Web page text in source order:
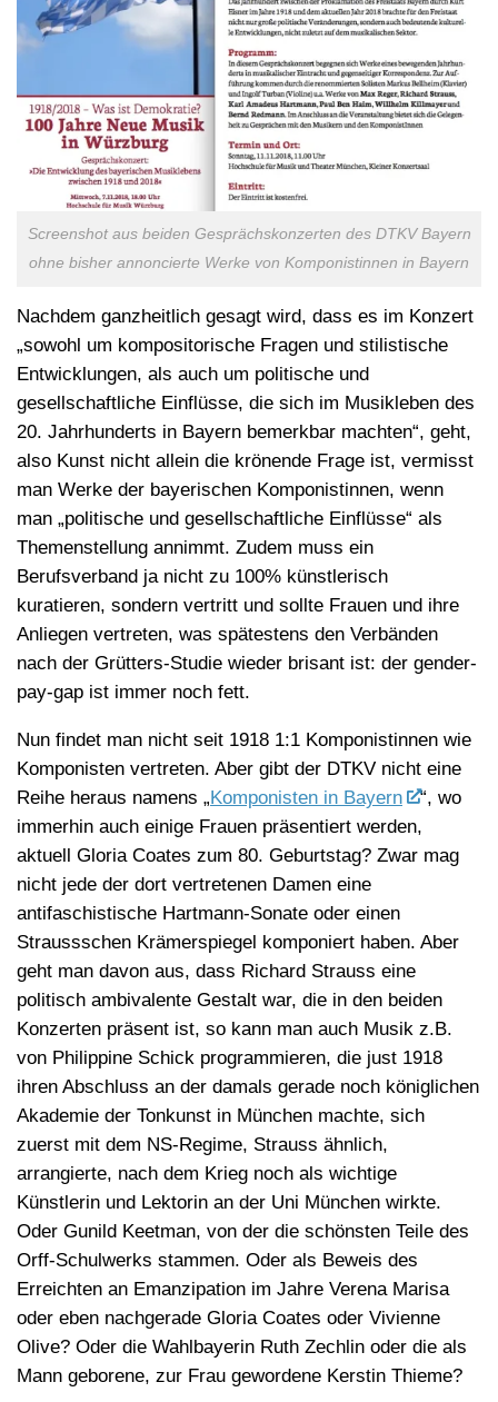
Screenshot aus beiden Gesprächskonzerten des DTKV Bayern
ohne bisher annoncierte Werke von Komponistinnen in Bayern
Nachdem ganzheitlich gesagt wird, dass es im Konzert
„sowohl um kompositorische Fragen und stilistische
Entwicklungen, als auch um politische und
gesellschaftliche Einflüsse, die sich im Musikleben des
20. Jahrhunderts in Bayern bemerkbar machten“, geht,
also Kunst nicht allein die krönende Frage ist, vermisst
man Werke der bayerischen Komponistinnen, wenn
man „politische und gesellschaftliche Einflüsse“ als
Themenstellung annimmt. Zudem muss ein
Berufsverband ja nicht zu 100% künstlerisch
kuratieren, sondern vertritt und sollte Frauen und ihre
Anliegen vertreten, was spätestens den Verbänden
nach der Grütters-Studie wieder brisant ist: der gender-
pay-gap ist immer noch fett.
Nun findet man nicht seit 1918 1:1 Komponistinnen wie
Komponisten vertreten. Aber gibt der DTKV nicht eine
Reihe heraus namens „Komponisten in Bayern
“, wo
immerhin auch einige Frauen präsentiert werden,
aktuell Gloria Coates zum 80. Geburtstag? Zwar mag
nicht jede der dort vertretenen Damen eine
antifaschistische Hartmann-Sonate oder einen
Straussschen Krämerspiegel komponiert haben. Aber
geht man davon aus, dass Richard Strauss eine
politisch ambivalente Gestalt war, die in den beiden
Konzerten präsent ist, so kann man auch Musik z.B.
von Philippine Schick programmieren, die just 1918
ihren Abschluss an der damals gerade noch königlichen
Akademie der Tonkunst in München machte, sich
zuerst mit dem NS-Regime, Strauss ähnlich,
arrangierte, nach dem Krieg noch als wichtige
Künstlerin und Lektorin an der Uni München wirkte.
Oder Gunild Keetman, von der die schönsten Teile des
Orff-Schulwerks stammen. Oder als Beweis des
Erreichten an Emanzipation im Jahre Verena Marisa
oder eben nachgerade Gloria Coates oder Vivienne
Olive? Oder die Wahlbayerin Ruth Zechlin oder die als
Mann geborene, zur Frau gewordene Kerstin Thieme?